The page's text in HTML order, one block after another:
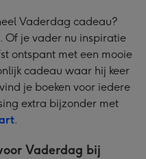
Vaderdag cadeau?
Of je vader nu inspiratie
ontspant met een mooie
cadeau waar hij keer
je boeken voor iedere
extra bijzonder met
.
Vaderdag bij